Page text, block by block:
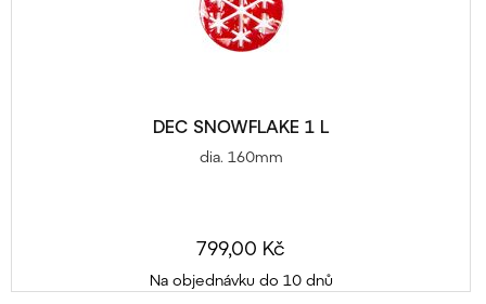
DEC SNOWFLAKE 1 L
dia. 160mm
799,00 Kč
Na objednávku do 10 dnů